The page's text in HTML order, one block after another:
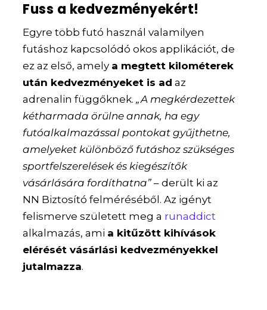
Fuss a kedvezményekért!
Egyre több futó használ valamilyen
futáshoz kapcsolódó okos applikációt, de
ez az első, amely a megtett kilométerek
után kedvezményeket is ad az
adrenalin függőknek.„A megkérdezettek
kétharmada örülne annak, ha egy
futóalkalmazással pontokat gyűjthetne,
amelyeket különböző futáshoz szükséges
sportfelszerelések és kiegészítők
vásárlására fordíthatna” – derült ki az
NN Biztosító felméréséből. Az igényt
felismerve született meg a runaddict
alkalmazás, ami a kitűzött kihívások
elérését vásárlási kedvezményekkel
jutalmazza.